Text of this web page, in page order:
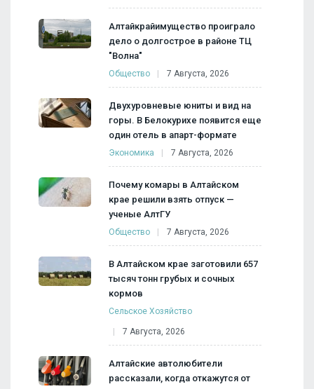
Алтайкрайимущество проиграло
дело о долгострое в районе ТЦ
"Волна"
Общество 7 Августа, 2026
Двухуровневые юниты и вид на
горы. В Белокурихе появится еще
один отель в апарт-формате
Экономика 7 Августа, 2026
Почему комары в Алтайском
крае решили взять отпуск —
ученые АлтГУ
Общество 7 Августа, 2026
В Алтайском крае заготовили 657
тысяч тонн грубых и сочных
кормов
Сельское Хозяйство
7 Августа, 2026
Алтайские автолюбители
рассказали, когда откажутся от